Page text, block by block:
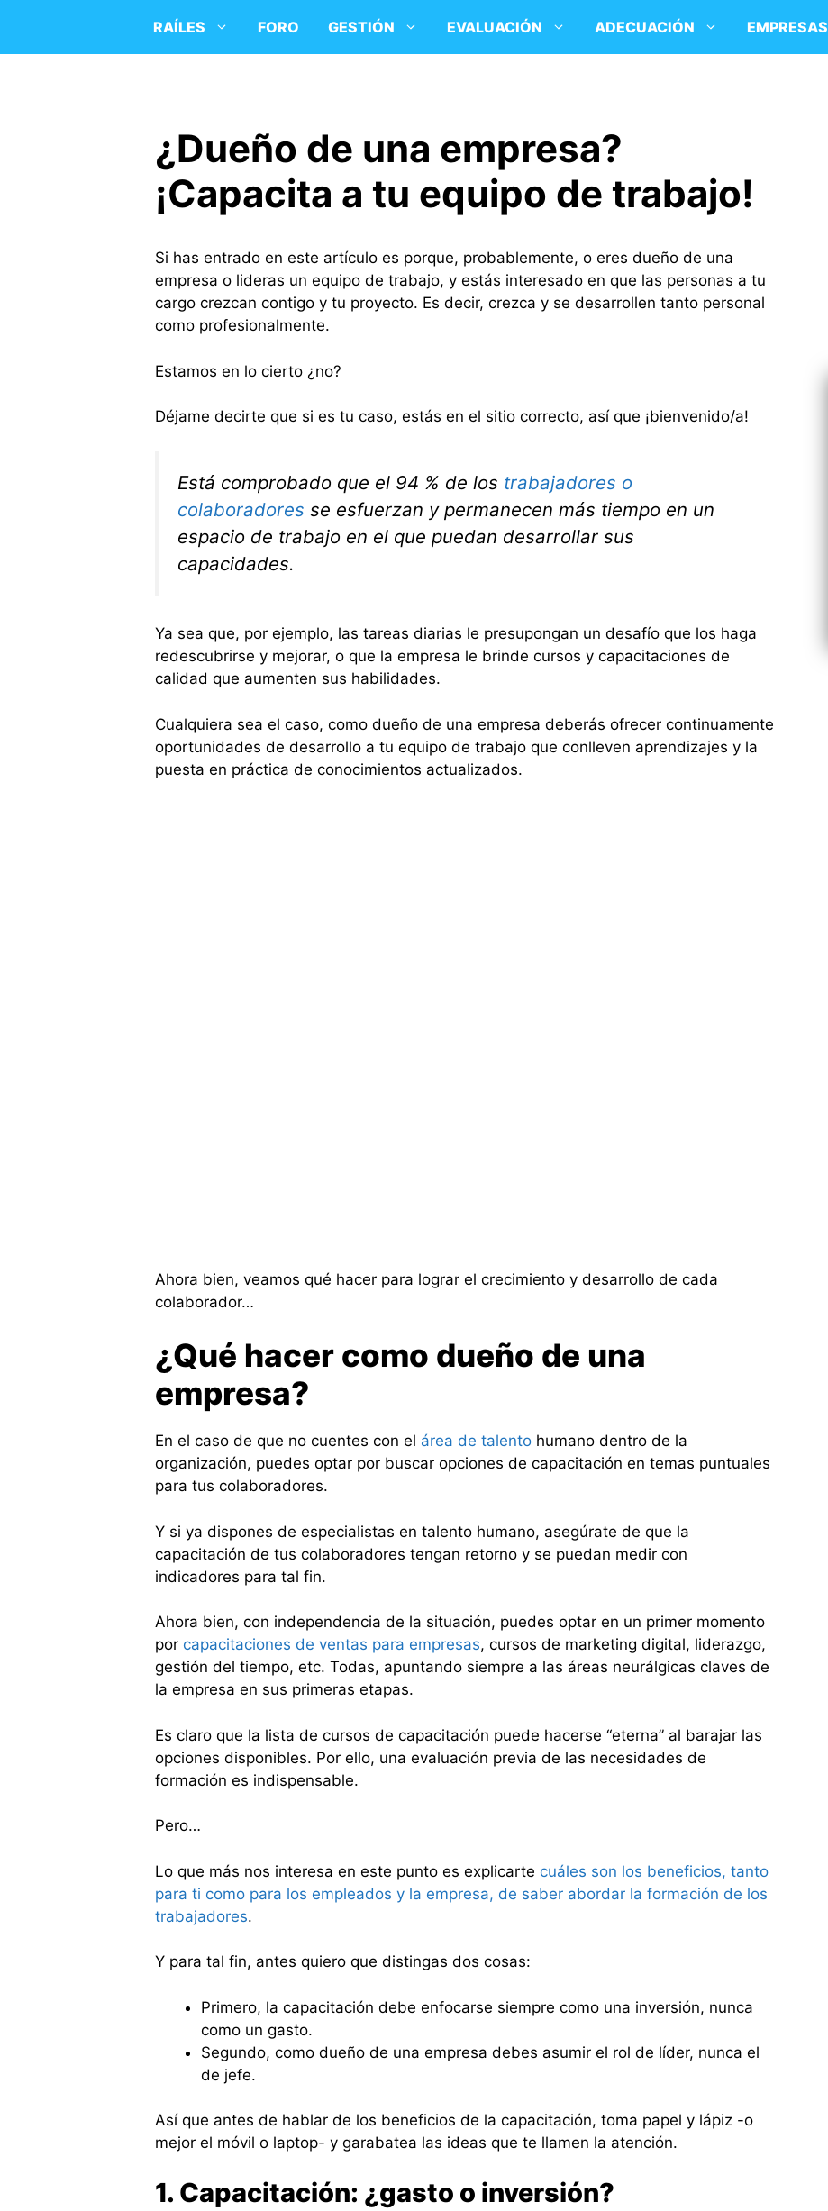
contenido
RAÍLES FORO GESTIÓN EVALUACIÓN ADECUACIÓN EMPRESAS
¿Dueño de una empresa?
¡Capacita a tu equipo de trabajo!
Si has entrado en este artículo es porque, probablemente, o eres dueño de una
empresa o lideras un equipo de trabajo, y estás interesado en que las personas a tu
cargo crezcan contigo y tu proyecto. Es decir, crezca y se desarrollen tanto personal
como profesionalmente.
Estamos en lo cierto ¿no?
Déjame decirte que si es tu caso, estás en el sitio correcto, así que ¡bienvenido/a!
Está comprobado que el 94 % de los trabajadores o
colaboradores se esfuerzan y permanecen más tiempo en un
espacio de trabajo en el que puedan desarrollar sus
capacidades.
Ya sea que, por ejemplo, las tareas diarias le presupongan un desafío que los haga
redescubrirse y mejorar, o que la empresa le brinde cursos y capacitaciones de
calidad que aumenten sus habilidades.
Cualquiera sea el caso, como dueño de una empresa deberás ofrecer continuamente
oportunidades de desarrollo a tu equipo de trabajo que conlleven aprendizajes y la
puesta en práctica de conocimientos actualizados.
Ahora bien, veamos qué hacer para lograr el crecimiento y desarrollo de cada
colaborador…
¿Qué hacer como dueño de una
empresa?
En el caso de que no cuentes con el área de talento humano dentro de la
organización, puedes optar por buscar opciones de capacitación en temas puntuales
para tus colaboradores.
Y si ya dispones de especialistas en talento humano, asegúrate de que la
capacitación de tus colaboradores tengan retorno y se puedan medir con
indicadores para tal fin.
Ahora bien, con independencia de la situación, puedes optar en un primer momento
por capacitaciones de ventas para empresas, cursos de marketing digital, liderazgo,
gestión del tiempo, etc. Todas, apuntando siempre a las áreas neurálgicas claves de
la empresa en sus primeras etapas.
Es claro que la lista de cursos de capacitación puede hacerse “eterna” al barajar las
opciones disponibles. Por ello, una evaluación previa de las necesidades de
formación es indispensable.
Pero…
Lo que más nos interesa en este punto es explicarte cuáles son los beneficios, tanto
para ti como para los empleados y la empresa, de saber abordar la formación de los
trabajadores.
Y para tal fin, antes quiero que distingas dos cosas:
Primero, la capacitación debe enfocarse siempre como una inversión, nunca
como un gasto.
Segundo, como dueño de una empresa debes asumir el rol de líder, nunca el
de jefe.
Así que antes de hablar de los beneficios de la capacitación, toma papel y lápiz -o
mejor el móvil o laptop- y garabatea las ideas que te llamen la atención.
1. Capacitación: ¿gasto o inversión?